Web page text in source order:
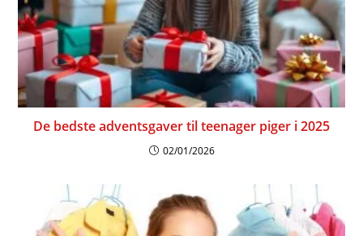
De bedste adventsgaver til teenager piger i 2025
02/01/2026